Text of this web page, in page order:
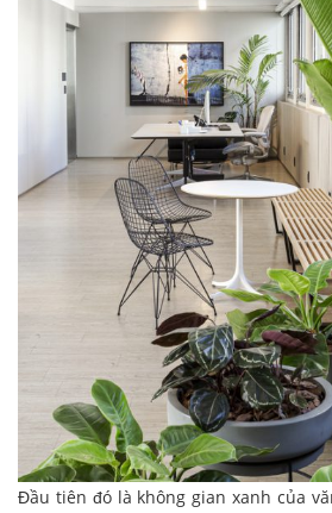
Đầu tiên đó là không gian xanh của